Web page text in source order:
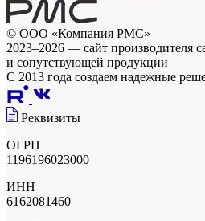
© ООО «Компания РМС»
2023–2026 — сайт производителя
и сопутствующей продукции
С 2013 года создаем надежные
Реквизиты
ОГРН
1196196023000
ИНН
6162081460